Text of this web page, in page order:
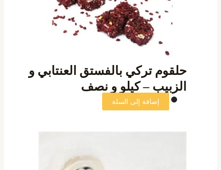
حلقوم تركي بالفستق العنتابي و
الزبيب – كيلو و نصف
إضافة إلى السلة